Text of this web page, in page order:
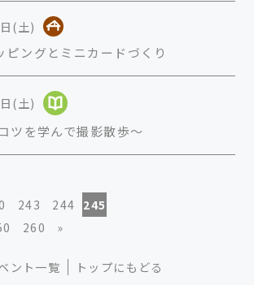
(土)
ピングとミニカードづくり
(土)
ツを学んで撮影散歩～
243 244 245
260 »
ント一覧 トップにもどる